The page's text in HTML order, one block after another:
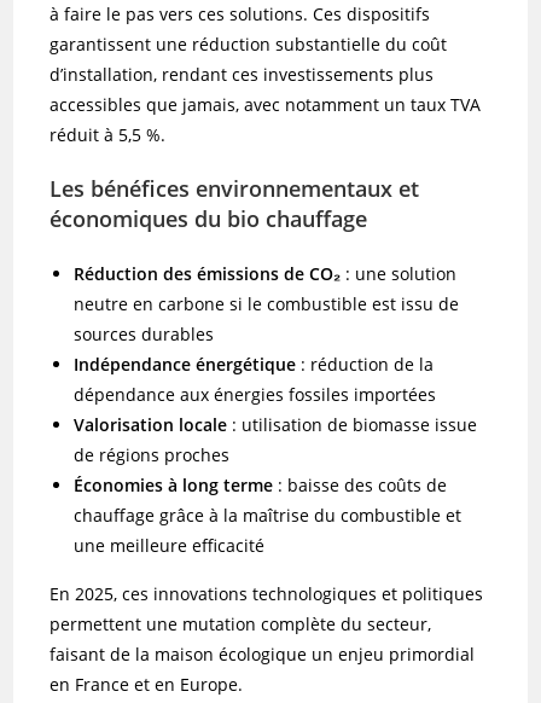
à faire le pas vers ces solutions. Ces dispositifs
garantissent une réduction substantielle du coût
d’installation, rendant ces investissements plus
accessibles que jamais, avec notamment un taux TVA
réduit à 5,5 %.
Les bénéfices environnementaux et
économiques du bio chauffage
Réduction des émissions de CO₂ : une solution
neutre en carbone si le combustible est issu de
sources durables
Indépendance énergétique : réduction de la
dépendance aux énergies fossiles importées
Valorisation locale : utilisation de biomasse issue
de régions proches
Économies à long terme : baisse des coûts de
chauffage grâce à la maîtrise du combustible et
une meilleure efficacité
En 2025, ces innovations technologiques et politiques
permettent une mutation complète du secteur,
faisant de la maison écologique un enjeu primordial
en France et en Europe.